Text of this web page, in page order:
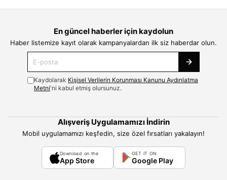
En güncel haberler için kaydolun
Haber listemize kayıt olarak kampanyalardan ilk siz haberdar olun.
Kaydolarak Kişisel Verilerin Korunması Kanunu Aydınlatma
Metni'ni kabul etmiş olursunuz.
Alışveriş Uygulamamızı İndirin
Mobil uygulamamızı keşfedin, size özel fırsatları yakalayın!
Download on the
App Store
GET IT ON
Google Play